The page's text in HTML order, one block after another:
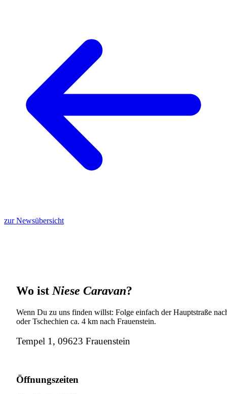
zur Newsübersicht
Wo ist Niese Caravan?
Wenn Du zu uns finden willst: Folge einfach der Hauptstraße
oder Tschechien ca. 4 km nach Frauenstein.
Tempel 1, 09623 Frauenstein
Öffnungszeiten